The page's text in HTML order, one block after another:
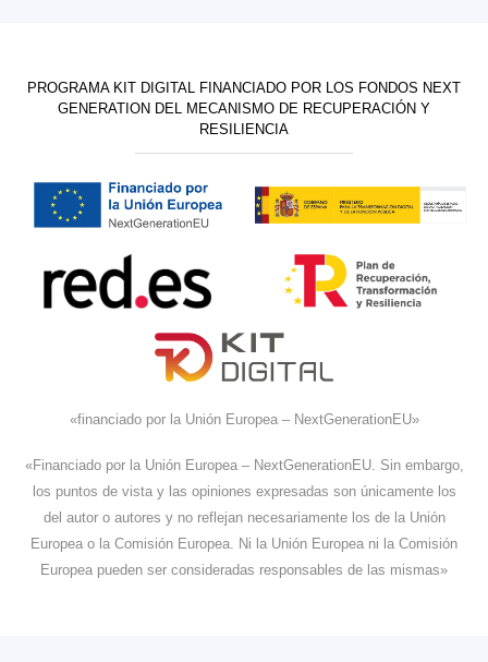
PROGRAMA KIT DIGITAL FINANCIADO POR LOS FONDOS NEXT
GENERATION DEL MECANISMO DE RECUPERACIÓN Y
RESILIENCIA
«financiado por la Unión Europea – NextGenerationEU»
«Financiado por la Unión Europea – NextGenerationEU. Sin embargo,
los puntos de vista y las opiniones expresadas son únicamente los
del autor o autores y no reflejan necesariamente los de la Unión
Europea o la Comisión Europea. Ni la Unión Europea ni la Comisión
Europea pueden ser consideradas responsables de las mismas»